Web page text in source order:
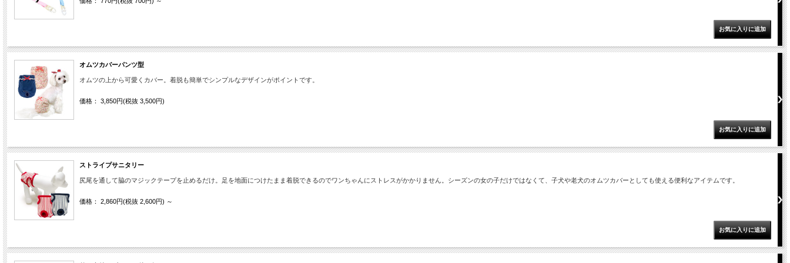
オムツカバーパンツ型
オムツの上から可愛くカバー。着脱も簡単でシンプルなデザインがポイントです。
価格： 3,850円(税抜 3,500円)
ストライプサニタリー
尻尾を通して脇のマジックテープを止めるだけ。足を地面につけたまま着脱できるのでワンちゃんにストレスがかかりません。シーズンの女の子だけではなくて、子犬や老犬のオムツカバーとしても使える便利なアイテムです。
価格： 2,860円(税抜 2,600円) ～